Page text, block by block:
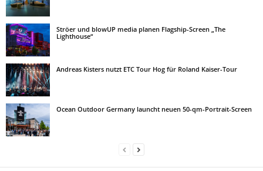
Ströer und blowUP media planen Flagship-Screen „The
Lighthouse“
Andreas Kisters nutzt ETC Tour Hog für Roland Kaiser-Tour
Ocean Outdoor Germany launcht neuen 50-qm-Portrait-Screen